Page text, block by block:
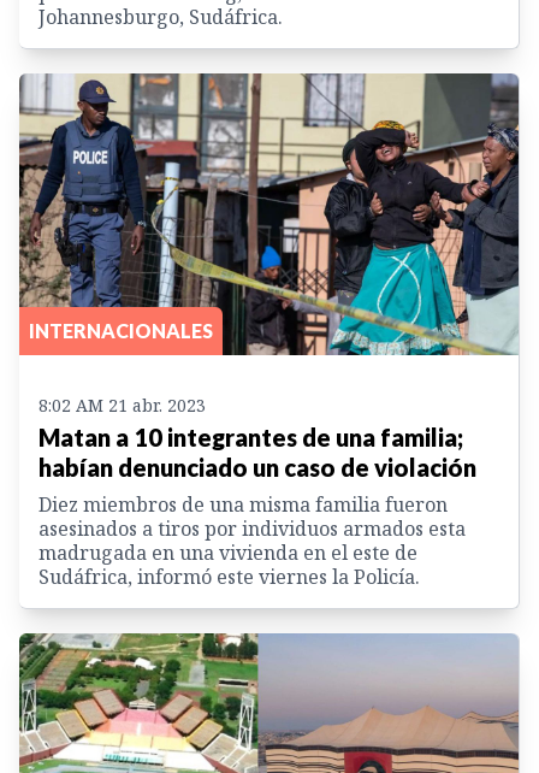
Johannesburgo, Sudáfrica.
INTERNACIONALES
8:02 AM 21 abr. 2023
Matan a 10 integrantes de una familia;
habían denunciado un caso de violación
Diez miembros de una misma familia fueron
asesinados a tiros por individuos armados esta
madrugada en una vivienda en el este de
Sudáfrica, informó este viernes la Policía.